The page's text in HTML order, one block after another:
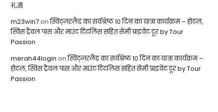
礼遇
m23win7onस्विट्ज़रलैंड का सर्वश्रेष्ठ 10 दिन का यात्रा कार्यक्रम – होटल,
स्विस ट्रैवल पास और माउंट टिटलिस सहित सेमी प्राइवेट टूर by Tour
Passion
merah44login onस्विट्ज़रलैंड का सर्वश्रेष्ठ 10 दिन का यात्रा कार्यक्रम –
होटल, स्विस ट्रैवल पास और माउंट टिटलिस सहित सेमी प्राइवेट टूर by Tour
Passion